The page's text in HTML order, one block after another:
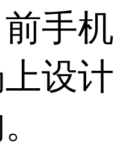
手机
设计